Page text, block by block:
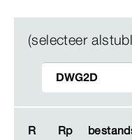
(selecteer
R Rp
R Rp